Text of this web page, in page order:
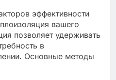
эффективности
вашего
позволяет удерживать
в
Основные методы